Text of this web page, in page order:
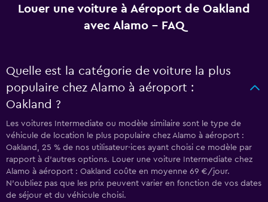
Louer une voiture à Aéroport de Oakland
avec Alamo - FAQ
Quelle est la catégorie de voiture la plus
populaire chez Alamo à aéroport :
Oakland ?
Les voitures Intermediate ou modèle similaire sont le type de
véhicule de location le plus populaire chez Alamo à aéroport :
Oakland, 25 % de nos utilisateur·ices ayant choisi ce modèle par
rapport à d’autres options. Louer une voiture Intermediate chez
Alamo à aéroport : Oakland coûte en moyenne 69 €/jour.
N'oubliez pas que les prix peuvent varier en fonction de vos dates
de séjour et du véhicule choisi.